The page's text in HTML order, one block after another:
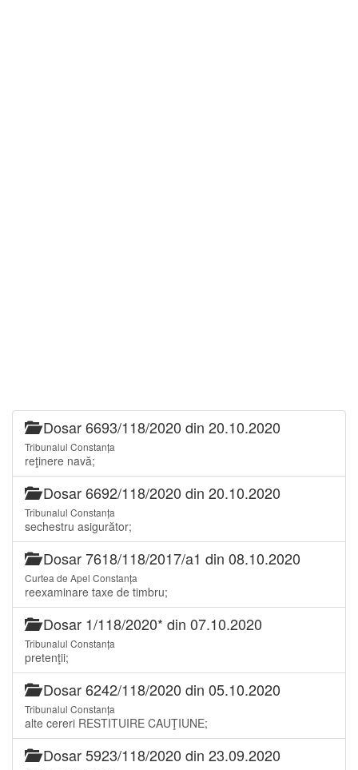
Dosar 6693/118/2020 din 20.10.2020
Tribunalul Constanța
reţinere navă;
Dosar 6692/118/2020 din 20.10.2020
Tribunalul Constanța
sechestru asigurător;
Dosar 7618/118/2017/a1 din 08.10.2020
Curtea de Apel Constanța
reexaminare taxe de timbru;
Dosar 1/118/2020* din 07.10.2020
Tribunalul Constanța
pretenţii;
Dosar 6242/118/2020 din 05.10.2020
Tribunalul Constanța
alte cereri RESTITUIRE CAUŢIUNE;
Dosar 5923/118/2020 din 23.09.2020